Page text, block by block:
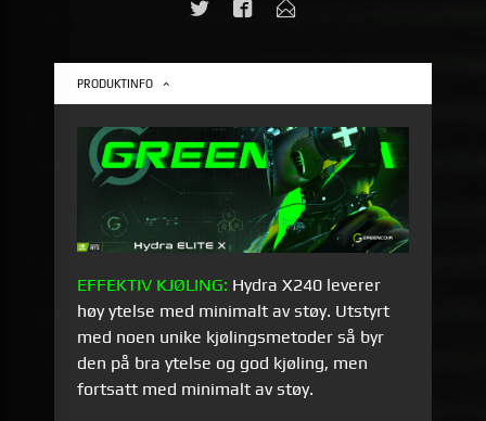
PRODUKTINFO
EFFEKTIV KJØLING: Hydra X240 leverer
høy ytelse med minimalt av støy. Utstyrt
med noen unike kjølingsmetoder så byr
den på bra ytelse og god kjøling, men
fortsatt med minimalt av støy.